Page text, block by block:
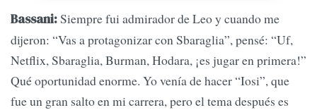
Bassani:Siempre fui admirador de Leo y cuando me
dijeron: “Vas a protagonizar con Sbaraglia”, pensé: “Uf,
Netflix, Sbaraglia, Burman, Hodara, ¡es jugar en primera!”
Qué oportunidad enorme. Yo venía de hacer “Iosi”, que
fue un gran salto en mi carrera, pero el tema después es